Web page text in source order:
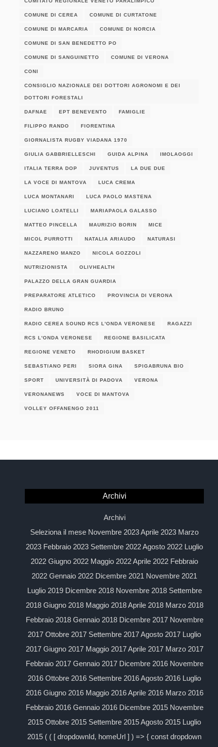
COMUNE DI CEREA COMUNE DI CURTATONE
COMUNE DI MARCARIA COMUNE DI NORCIA
COMUNE DI SAN BENEDETTO PO
COMUNE DI SANGUINETTO COMUNE DI VERONA
CONI
CONSIGLIO NAZIONALE DEI DOTTORI AGRONOMI E DEI
DOTTORI FORESTALI
DAFNAE EPT BENEVENTO FAMIGLIE
FILIPPO RANDO FIORENTINA
GIORNALISTA RUGBY VIADANA 1970
GIULIA GABBRIELLESCHI GUIDA ALPINA IMOLAOGGI
ITALIA TERRA DOP JUVENTUS LA DUE DUE
LA VOCE DI MANTOVA LUCA CREMA
LUCA MONTANARI LUCA PAOLO MASTENA
LUCIANO LOATELLI MARIAPAOLA GALASSO
MATTEO PINCELLA MAURIZIO BORIN MICE
MICOL PURROTTI NATALIA ARIAUDO NATURASI
NAZZARENO MANZO NICOLA GOZZOLI
NUTRIZIONISTA OLIVHEALTH
PALAZZO DELLA GRAN GUARDIA
PREPARATORE ATLETICO PROVINCIA DI VERONA
RADIO BRUNO
RADIO CEREA SOUND RCS L'ONDA VERONESE RAGAZZI
RCS L'ONDA VERONESE REGIONE BASILICATA
REGIONE VENETO RHODIGIUM BASKET
SEBASTIANO PERI SIORA GINA SPIGABRUNA BIO
SPORT UNIVERSITÀ DI PADOVA VERONA
VERONANEWS VOCE DI MANTOVA
VOLLEY OFFANENGO 2011
Archivi
Archivi
Seleziona il mese Novembre 2023 Aprile 2023 Marzo
2023 Febbraio 2023 Settembre 2022 Agosto 2022 Luglio
2022 Giugno 2022 Maggio 2022 Aprile 2022 Febbraio
2022 Gennaio 2022 Dicembre 2021 Novembre 2021
Luglio 2019 Dicembre 2018 Novembre 2018 Settembre
2018 Giugno 2018 Maggio 2018 Aprile 2018 Marzo 2018
Febbraio 2018 Gennaio 2018 Dicembre 2017 Novembre
2017 Ottobre 2017 Settembre 2017 Agosto 2017 Luglio
2017 Giugno 2017 Maggio 2017 Aprile 2017 Marzo 2017
Febbraio 2017 Gennaio 2017 Dicembre 2016 Novembre
2016 Ottobre 2016 Settembre 2016 Agosto 2016 Luglio
2016 Giugno 2016 Maggio 2016 Aprile 2016 Marzo 2016
Febbraio 2016 Gennaio 2016 Dicembre 2015 Novembre
2015 Ottobre 2015 Settembre 2015 Agosto 2015 Luglio
2015 ( ( [ dropdownId, homeUrl ] ) => { const dropdown